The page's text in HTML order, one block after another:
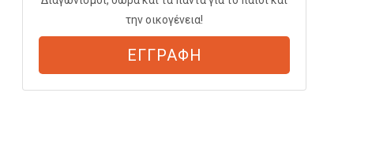
την οικογένεια!
ΕΓΓΡΑΦΗ